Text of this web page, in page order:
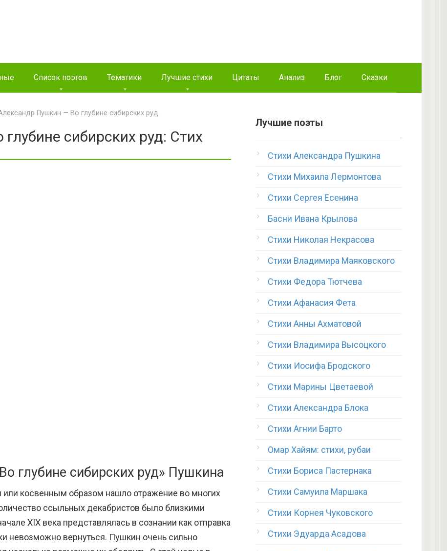
Список поэтов Тематики Лучшие стихи Цитаты Анализ Блог Сказки
Пушкин — Во глубине сибирских руд
сибирских руд: Стих
глубине сибирских руд» Пушкина
косвенным образом нашло отражение во многих
ссыльных декабристов было близкими
XIX века представлялась в сознании как отправка
невозможно вернуться. Пушкин очень сильно
Лучшие поэты
Стихи Александра Пушкина
Стихи Михаила Лермонтова
Стихи Сергея Есенина
Басни Ивана Крылова
Стихи Николая Некрасова
Стихи Владимира Маяковского
Стихи Федора Тютчева
Стихи Афанасия Фета
Стихи Анны Ахматовой
Стихи Владимира Высоцкого
Стихи Иосифа Бродского
Стихи Марины Цветаевой
Стихи Александра Блока
Стихи Агнии Барто
Омар Хайям: стихи, рубаи
Стихи Бориса Пастернака
Стихи Самуила Маршака
Стихи Корнея Чуковского
Стихи Эдуарда Асадова